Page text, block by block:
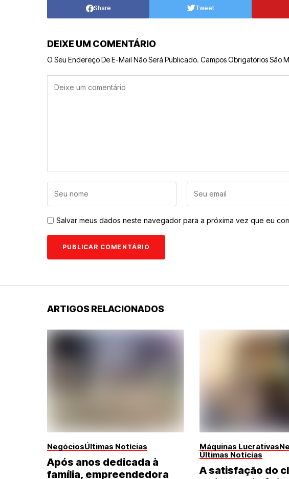
Share Tweet
DEIXE UM COMENTÁRIO
O Seu Endereço De E-Mail Não Será Publicado. Campos Obrigatórios São
Salvar meus dados neste navegador para a próxima vez que eu
ARTIGOS RELACIONADOS
NegóciosÚltimas Notícias
Após anos dedicada à
família, empreendedora
Máquinas Lucrativas
Últimas Notícias
A satisfação do